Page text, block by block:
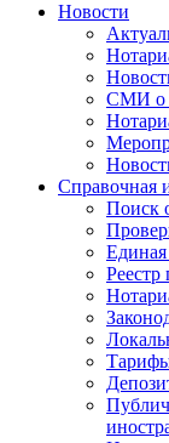
Новости
СМИ о
Справочная
Поиск
Реестр